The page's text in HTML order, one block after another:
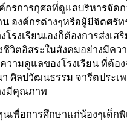
กรการกุศลที่ดูแลบริหารจัด
องค์กรต่างๆหรือผู้มีจิตศรัท
รงเรียนเองก็ต้องการส่งเส
ชีวิตอิสระในสังคมอย่างมีค
วามดูแลของโรงเรียน ที่ต้อ
า ศิลปวัฒนธรรม จารีตประ
งมีคุณภาพ
เพื่อการศึกษาแก่น้องๆเด็ก